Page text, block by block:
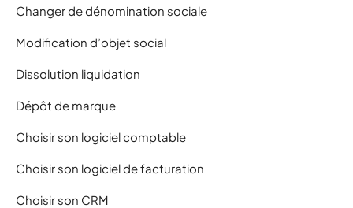
Changer de dénomination sociale
Modification d’objet social
Dissolution liquidation
Dépôt de marque
Choisir son logiciel comptable
Choisir son logiciel de facturation
Choisir son CRM